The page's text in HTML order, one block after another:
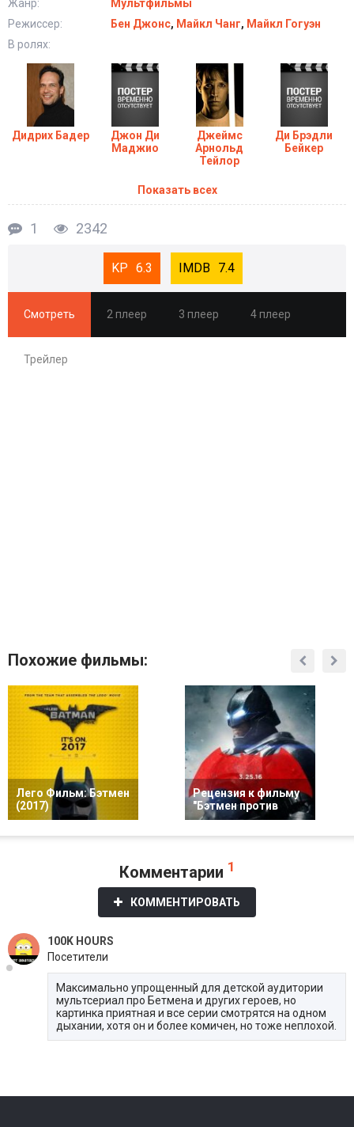
Жанр:
Мультфильмы
Режиссер:
Бен Джонс, Майкл Чанг, Майкл Гогуэн
В ролях:
Дидрих Бадер
Джон Ди
Маджио
Джеймс
Арнольд
Тейлор
Ди Брэдли
Бейкер
Показать всех
1 2342
6.3 7.4
Смотреть 2 плеер 3 плеер 4 плеер
Трейлер
Похожие фильмы:
Лего Фильм: Бэтмен
(2017)
Рецензия к фильму
"Бэтмен против
Комментарии 1
КОММЕНТИРОВАТЬ
100K HOURS
Посетители
Максимально упрощенный для детской аудитории
мультсериал про Бетмена и других героев, но
картинка приятная и все серии смотрятся на одном
дыхании, хотя он и более комичен, но тоже неплохой.